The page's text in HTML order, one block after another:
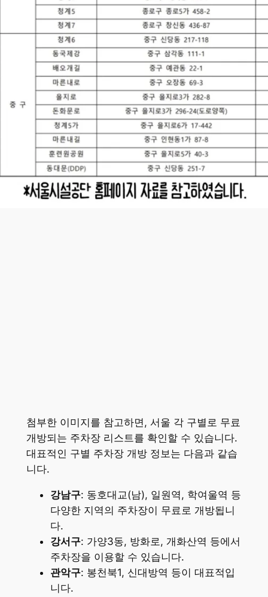
첨부한 이미지를 참고하면, 서울 각 구별로 무료
개방되는 주차장 리스트를 확인할 수 있습니다.
대표적인 구별 주차장 개방 정보는 다음과 같습
니다.
강남구: 동호대교(남), 일원역, 학여울역 등
다양한 지역의 주차장이 무료로 개방됩니
다.
강서구: 가양3동, 방화로, 개화산역 등에서
주차장을 이용할 수 있습니다.
관악구: 봉천북1, 신대방역 등이 대표적입
니다.